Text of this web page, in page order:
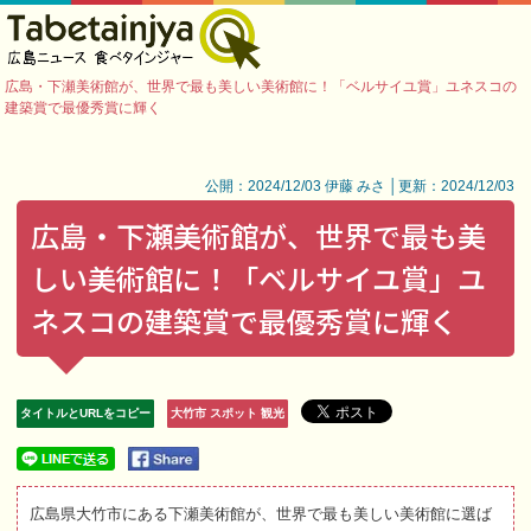
広島・下瀬美術館が、世界で最も美しい美術館に！「ベルサイユ賞」ユネスコの
建築賞で最優秀賞に輝く
公開：2024/12/03 伊藤 みさ │更新：2024/12/03
広島・下瀬美術館が、世界で最も美
しい美術館に！「ベルサイユ賞」ユ
ネスコの建築賞で最優秀賞に輝く
タイトルとURLをコピー 大竹市 スポット 観光
広島県大竹市にある下瀬美術館が、世界で最も美しい美術館に選ば